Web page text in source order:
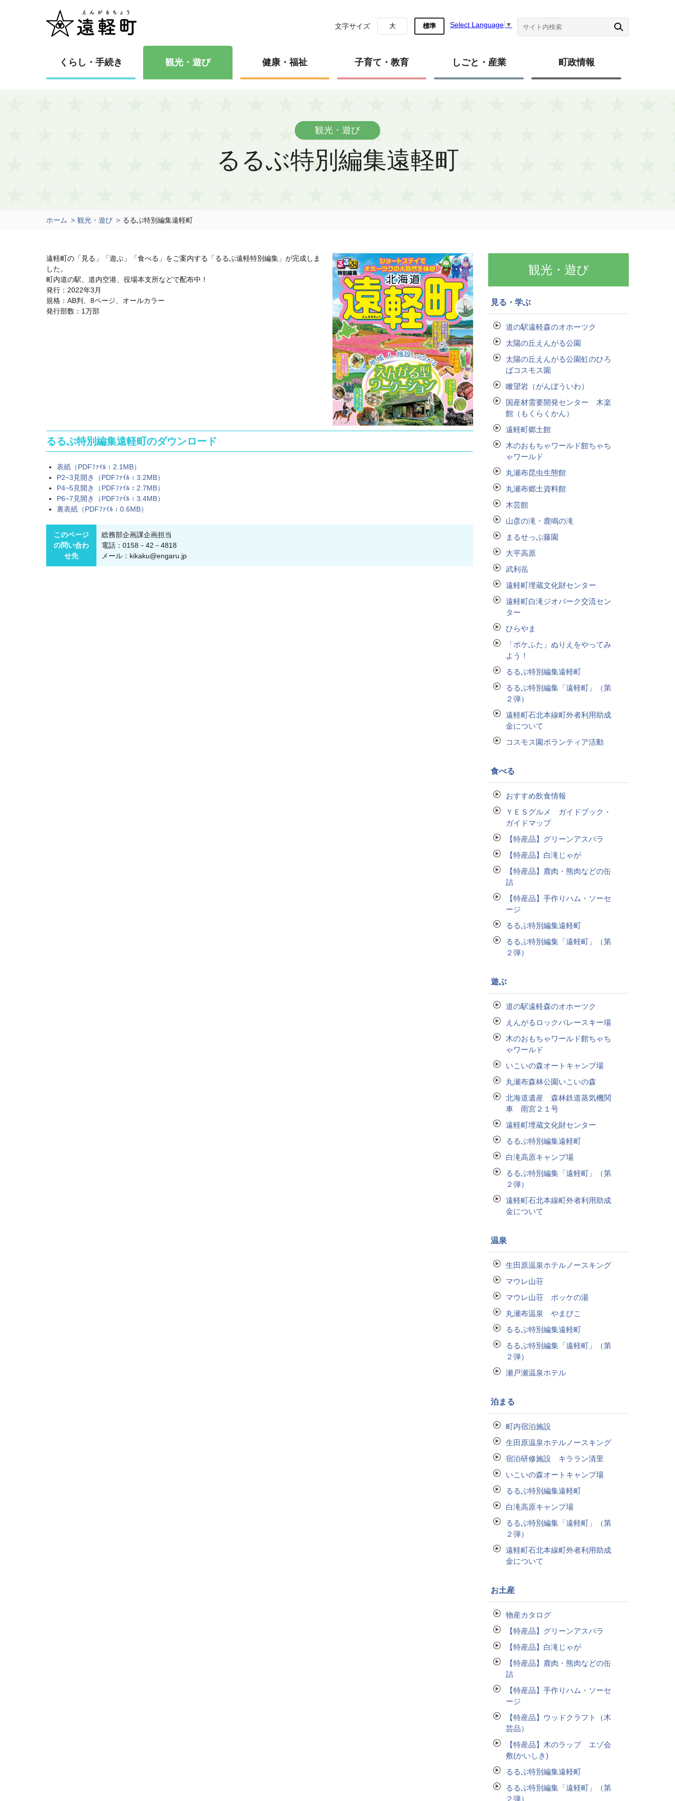
文字サイズ 大 標準 Select Language ▼
くらし・手続き 観光・遊び 健康・福祉 子育て・教育 しごと・産業 町政情報
観光・遊び
るるぶ特別編集遠軽町
ホーム 観光・遊び るるぶ特別編集遠軽町
遠軽町の「見る」「遊ぶ」「食べる」をご案内する「るるぶ遠軽特別編集」が完成しま
した。
町内道の駅、道内空港、役場本支所などで配布中！
発行：2022年3月
規格：AB判、8ページ、オールカラー
発行部数：1万部
るるぶ特別編集遠軽町のダウンロード
表紙（PDFﾌｧｲﾙ：2.1MB）
P2~3見開き（PDFﾌｧｲﾙ：3.2MB）
P4~5見開き（PDFﾌｧｲﾙ：2.7MB）
P6~7見開き（PDFﾌｧｲﾙ：3.4MB）
裏表紙（PDFﾌｧｲﾙ：0.6MB）
このページ
の問い合わ
せ先
総務部企画課企画担当
電話：0158－42－4818
メール：kikaku@engaru.jp
観光・遊び
見る・学ぶ
道の駅遠軽森のオホーツク
太陽の丘えんがる公園
太陽の丘えんがる公園虹のひろ
ばコスモス園
瞰望岩（がんぼういわ）
国産材需要開発センター 木楽
館（もくらくかん）
遠軽町郷土館
木のおもちゃワールド館ちゃち
ゃワールド
丸瀬布昆虫生態館
丸瀬布郷土資料館
木芸館
山彦の滝・鹿鳴の滝
まるせっぷ藤園
大平高原
武利岳
遠軽町埋蔵文化財センター
遠軽町白滝ジオパーク交流セン
ター
ひらやま
「ポケふた」ぬりえをやってみ
よう！
るるぶ特別編集遠軽町
るるぶ特別編集「遠軽町」（第
２弾）
遠軽町石北本線町外者利用助成
金について
コスモス園ボランティア活動
食べる
おすすめ飲食情報
ＹＥＳグルメ ガイドブック・
ガイドマップ
【特産品】グリーンアスパラ
【特産品】白滝じゃが
【特産品】鹿肉・熊肉などの缶
詰
【特産品】手作りハム・ソーセ
ージ
るるぶ特別編集遠軽町
るるぶ特別編集「遠軽町」（第
２弾）
遊ぶ
道の駅遠軽森のオホーツク
えんがるロックバレースキー場
木のおもちゃワールド館ちゃち
ゃワールド
いこいの森オートキャンプ場
丸瀬布森林公園いこいの森
北海道遺産 森林鉄道蒸気機関
車 雨宮２１号
遠軽町埋蔵文化財センター
るるぶ特別編集遠軽町
白滝高原キャンプ場
るるぶ特別編集「遠軽町」（第
２弾）
遠軽町石北本線町外者利用助成
金について
温泉
生田原温泉ホテルノースキング
マウレ山荘
マウレ山荘 ポッケの湯
丸瀬布温泉 やまびこ
るるぶ特別編集遠軽町
るるぶ特別編集「遠軽町」（第
２弾）
瀬戸瀬温泉ホテル
泊まる
町内宿泊施設
生田原温泉ホテルノースキング
宿泊研修施設 キララン清里
いこいの森オートキャンプ場
るるぶ特別編集遠軽町
白滝高原キャンプ場
るるぶ特別編集「遠軽町」（第
２弾）
遠軽町石北本線町外者利用助成
金について
お土産
物産カタログ
【特産品】グリーンアスパラ
【特産品】白滝じゃが
【特産品】鹿肉・熊肉などの缶
詰
【特産品】手作りハム・ソーセ
ージ
【特産品】ウッドクラフト（木
芸品）
【特産品】木のラップ エゾ会
敷(かいしき)
るるぶ特別編集遠軽町
るるぶ特別編集「遠軽町」（第
２弾）